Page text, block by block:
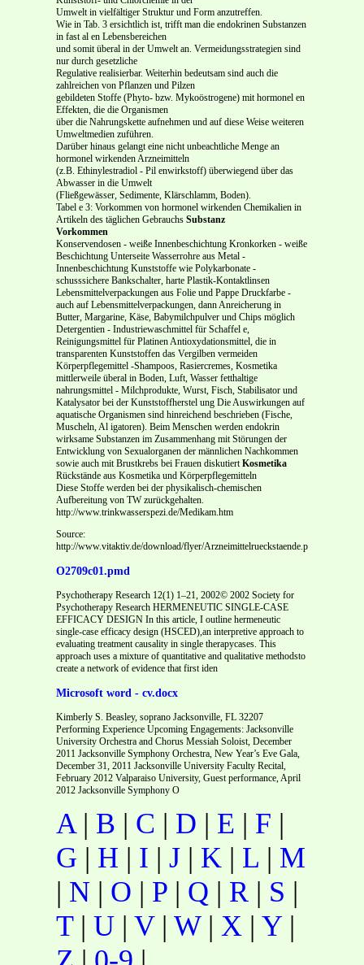
Umwelt in vielfältiger Struktur und Form anzutreffen.
Wie in Tab. 3 ersichtlich ist, trifft man die endokrinen Substanzen
in fast al en Lebensbereichen
und somit überal in der Umwelt an. Vermeidungsstrategien sind
nur durch gesetzliche
Regulative realisierbar. Weiterhin bedeutsam sind auch die
zahlreichen von Pflanzen und Pilzen
gebildeten Stoffe (Phyto- bzw. Mykoöstrogene) mit hormonel en
Effekten, die die Organismen
über die Nahrungskette aufnehmen und auf diese Weise weiteren
Umweltmedien zuführen.
Darüber hinaus gelangt eine nicht unbeachtliche Menge an
hormonel wirkenden Arzneimitteln
(z.B. Ethinylestradiol - Pil enwirkstoff) überwiegend über das
Abwasser in die Umwelt
(Fließgewässer, Sedimente, Klärschlamm, Boden).
Tabel e 3: Vorkommen von hormonel wirkenden Chemikalien in
Artikeln des täglichen Gebrauchs Substanz
Vorkommen
Konservendosen - weiße Innenbeschichtung Kronkorken - weiße
Beschichtung Unterseite Wasserrohre aus Metal -
Innenbeschichtung Kunststoffe wie Polykarbonate -
schusssichere Bankschalter, harte Plastik-Kontaktlinsen
Lebensmittelverpackungen aus Folie und Pappe Druckfarbe -
auch auf Lebensmittelverpackungen, dann Anreicherung in
Butter, Margarine, Käse, Babymilchpulver und Chips möglich
Detergentien - Industriewaschmittel für Schaffel e,
Reinigungsmittel für Platinen Antioxydationsmittel, die in
transparenten Kunststoffen das Vergilben vermeiden
Körperpflegemittel -Shampoos, Rasiercremes, Kosmetika
mittlerweile überal in Boden, Luft, Wasser fetthaltige
nahrungsmittel - Milchprodukte, Wurst, Fisch, Stabilisator und
Katalysator bei der Kunststoffherstel ung Die Auswirkungen auf
aquatische Organismen sind hinreichend beschrieben (Fische,
Muscheln, Al igatoren). Beim Menschen werden endokrin
wirksame Substanzen im Zusammenhang mit Störungen der
Entwicklung von Sexualorganen der männlichen Nachkommen
sowie auch mit Brustkrebs bei Frauen diskutiertKosmetika
Rückstände aus Kosmetika und Körperpflegemitteln
Diese Stoffe werden bei der physikalisch-chemischen
Aufbereitung von TW zurückgehalten.
http://www.trinkwasserspezi.de/Medikam.htm
Source:
http://www.vitaktiv.de/download/flyer/Arzneimittelrueckstaende.pdf
O2709c01.pmd
Psychotherapy Research 12(1) 1–21, 2002© 2002 Society for
Psychotherapy Research HERMENEUTIC SINGLE-CASE
EFFICACY DESIGN In this article, I outline hermeneutic
single-case efficacy design (HSCED),an interpretive approach to
evaluating treatment causality in single therapycases. This
approach uses a mixture of quantitative and qualitative methodsto
create a network of evidence that first iden
Microsoft word - cv.docx
Kimberly S. Beasley, soprano Jacksonville, FL 32207
Performing Experience Upcoming Engagements: Jacksonville
University Orchestra and Chorus Messiah Soloist, December
2011 Jacksonville Symphony Orchestra, New Year’s Eve Gala,
December 31, 2011 Jacksonville University Faculty Recital,
February 2012 Valparaiso University, Guest performance, April
2012 Jacksonville Symphony O
A| B | C | D | E | F |
G | H | I | J | K | L | M
| N | O | P | Q | R | S |
T| U | V| W| X | Y |